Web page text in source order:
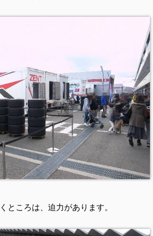
ところは、迫力があります。